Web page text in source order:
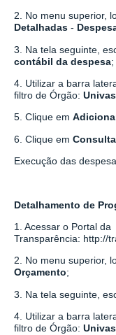
2. No menu superior,
Detalhadas -
3. Na tela seguinte,
contábil da despesa;
4. Utilizar a barra
filtro de Órgão:
5. Clique em
6. Clique em
Execução das
Detalhamento de
1. Acessar o Portal da
Transparência: http://
2. No menu superior,
Orçamento;
3. Na tela seguinte,
4. Utilizar a barra
filtro de Órgão: